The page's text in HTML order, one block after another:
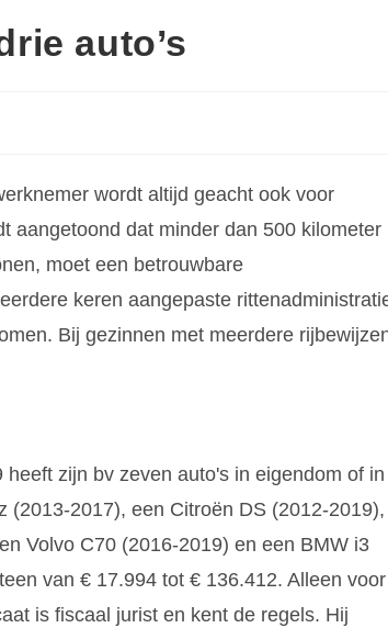
auto’s
wordt altijd geacht ook voor
aangetoond dat minder dan 500 kilometer
moet een betrouwbare
keren aangepaste
Bij gezinnen met meerdere
zijn bv zeven auto's in eigendom of in
(2013-2017), een Citroën DS (2012-2019),
Volvo C70 (2016-2019) en een BMW i3
van € 17.994 tot € 136.412. Alleen voor
is fiscaal jurist en kent de regels. Hij